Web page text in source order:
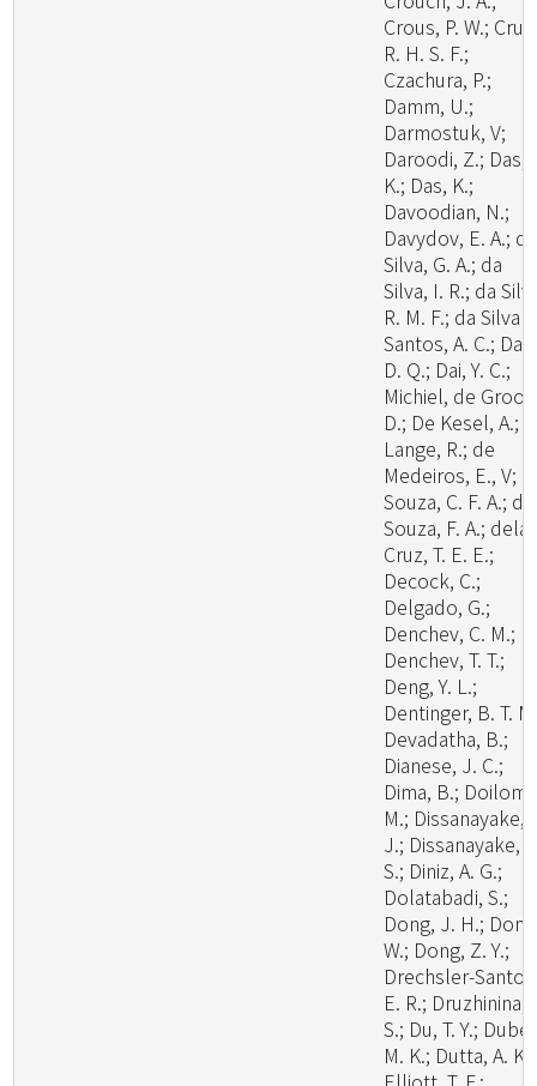
Crous, P. W.;
R. H. S. F.;
Czachura, P.;
Damm, U.;
Darmostuk, V;
Daroodi, Z.; Das,
K.; Das, K.;
Davoodian, N.;
Davydov, E. A.; da
Silva, G. A.; da
Silva, I. R.; da
R. M. F.; da Silva
Santos, A. C.; Dai,
D. Q.; Dai, Y. C.;
Michiel, de Groot
D.; De Kesel, A.;
Lange, R.; de
Medeiros, E., V;
Souza, C. F. A.; de
Souza, F. A.; dela
Cruz, T. E. E.;
Decock, C.;
Delgado, G.;
Denchev, C. M.;
Denchev, T. T.;
Deng, Y. L.;
Dentinger, B. T.
Devadatha, B.;
Dianese, J. C.;
Dima, B.; Doilom,
M.; Dissanayake,
J.; Dissanayake,
S.; Diniz, A. G.;
Dolatabadi, S.;
Dong, J. H.;
W.; Dong, Z. Y.;
Drechsler-
E. R.; Druzhinina,
S.; Du, T. Y.;
M. K.; Dutta, A. K.;